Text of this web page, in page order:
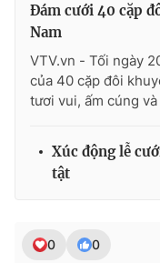
Theo dõi báo trên
Cơ quan chủ quản:Đài
Cơ quan báo chí:Thời
cấp ngày 29/12/2023
Tổng Biên tập:
Tổng đài VTV: 024.38
Đám cưới 40 cặp
Nam
VTV.vn - Tối ngày
của 40 cặp đôi
tươi vui, ấm cúng
Xúc động lễ
tật
0 0